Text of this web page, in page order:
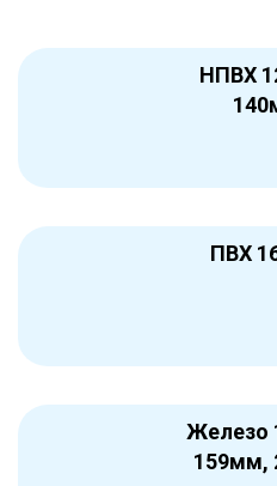
НПВХ
ПВХ
Железо
159мм,